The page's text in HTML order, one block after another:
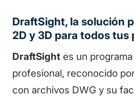
DraftSight, la solución
2D y 3D para todos tus
DraftSight es un
profesional, reconocido
con archivos DWG y su